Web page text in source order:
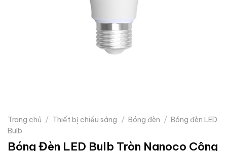
Trang chủ / Thiết bị chiếu sáng / Bóng đèn / Bóng đèn LED
Bulb
Bóng Đèn LED Bulb Tròn Nanoco Công